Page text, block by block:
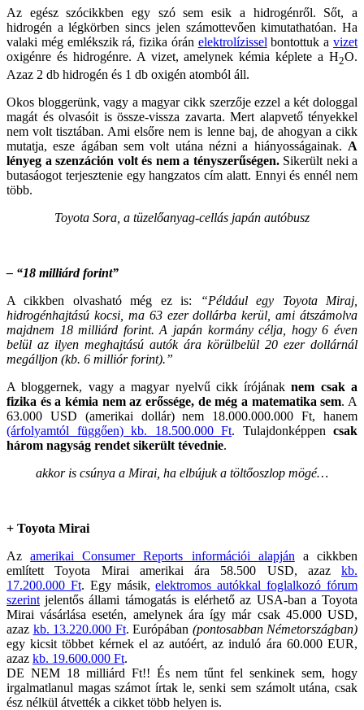
Az egész szócikkben egy szó sem esik a hidrogénről. Sőt, a
hidrogén a légkörben sincs jelen számottevően kimutathatóan. Ha
valaki még emlékszik rá, fizika órán elektrolízissel bontottuk avizet
oxigénre és hidrogénre. A vizet, amelynek kémia képlete a H2O.
Azaz 2 db hidrogén és 1 db oxigén atomból áll.
Okos bloggerünk, vagy a magyar cikk szerzője ezzel a két dologgal
magát és olvasóit is össze-vissza zavarta. Mert alapvető tényekkel
nem volt tisztában. Ami elsőre nem is lenne baj, de ahogyan a cikk
mutatja, esze ágában sem volt utána nézni a hiányosságainak. A
lényeg a szenzáción volt és nem a tényszerűségen.Sikerült neki a
butasáogot terjesztenie egy hangzatos cím alatt. Ennyi és ennél nem
több.
Toyota Sora, a tüzelőanyag-cellás japán autóbusz
– “18 milliárd forint”
A cikkben olvasható még ez is:
“Például egy Toyota Miraj,
hidrogénhajtású kocsi, ma 63 ezer dollárba kerül, ami átszámolva
majdnem 18 milliárd forint.A japán kormány célja, hogy 6 éven
belül az ilyen meghajtású autók ára körülbelül 20 ezer dollárnál
megálljon (kb. 6 milliór forint).”
A bloggernek, vagy a magyar nyelvű cikk írójánaknem csak a
fizika és a kémia nem az erőssége, de még a matematika sem. A
63.000 USD (amerikai dollár) nem 18.000.000.000 Ft, hanem
(árfolyamtól függően) kb. 18.500.000 Ft. Tulajdonképpen csak
három nagyság rendet sikerült tévednie.
akkor is csúnya a Mirai, ha elbújuk a töltőoszlop mögé…
+ Toyota Mirai
Azamerikai Consumer Reports információi alapján a cikkben
említett Toyota Mirai amerikai ára 58.500 USD, azaz kb.
17.200.000 Ft. Egy másik,elektromos autókkal foglalkozó fórum
szerint jelentős állami támogatás is elérhető az USA-ban a Toyota
Mirai vásárlása esetén, amelynek ára így már csak 45.000 USD,
azaz kb. 13.220.000 Ft. Európában (pontosabban Németországban)
egy kicsit többet kérnek el az autóért, az induló ára 60.000 EUR,
azaz kb. 19.600.000 Ft.
DE NEM 18 milliárd Ft!! És nem tűnt fel senkinek sem, hogy
irgalmatlanul magas számot írtak le, senki sem számolt utána, csak
ész nélkül átvették a cikket több helyen is.